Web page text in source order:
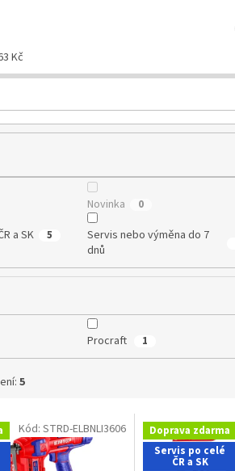
Kč
Novinka 0
a SK 5
Servis nebo výměna do 7
dnů
Procraft 1
5
Kód: STRD-ELBNLI3606
Doprava zdarma
Servis po celé
ČR a SK